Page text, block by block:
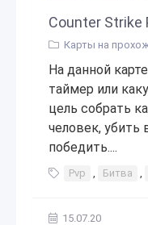
Counter Strike
Карты на
На данной
таймер или
цель собрать
человек, убить
победить....
Pvp , Битва ,
15.07.20